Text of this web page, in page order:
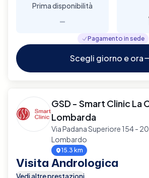
Prima disponibilità
-
Pagamento in sede
Scegli giorno e ora
GSD - Smart Clinic La
Lombarda
Via Padana Superiore 154 -
Lombardo
15.3 km
Visita Andrologica
Vedi altre prestazioni